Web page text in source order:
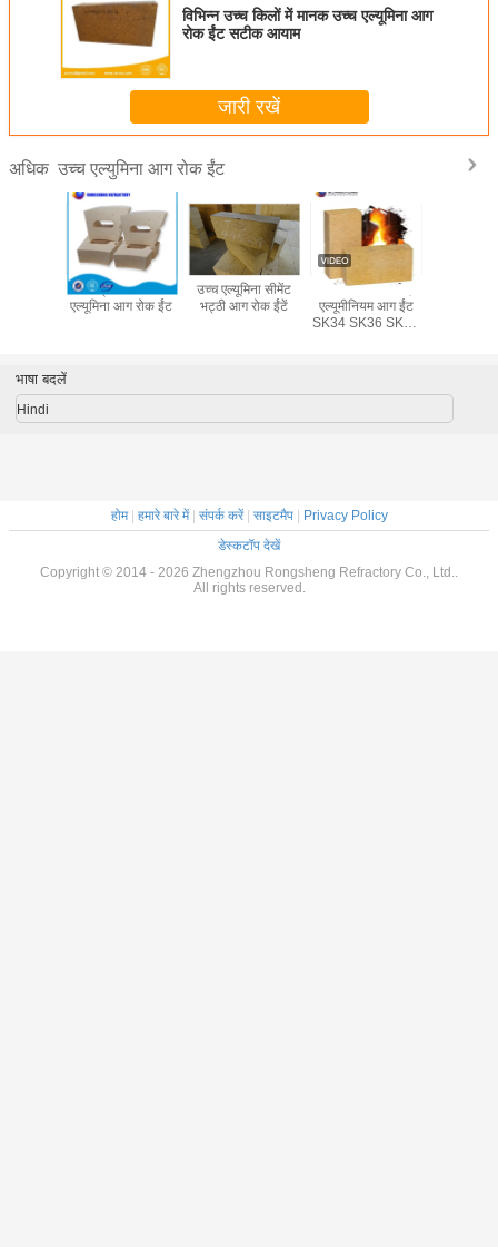
विभिन्न उच्च किलों में मानक उच्च एल्यूमिना आग
रोक ईंट सटीक आयाम
जारी रखें
अधिक उच्च एल्युमिना आग रोक ईंट
उच्च शक्ति वाले
फॉस्फेट बंधे
उद्योग के लिए
अनुकूलित आकार
सूखी दबाया उच्च
एल्यूमिना आग रोक ईंट
भाषा बदलें
Hindi
होम| हमारे बारे में| संपर्क करें| साइटमैप|
Privacy Policy
डेस्कटॉप देखें
Copyright © 2014 - 2026 Zhengzhou Rongsheng Refractory Co., Ltd..
All rights reserved.